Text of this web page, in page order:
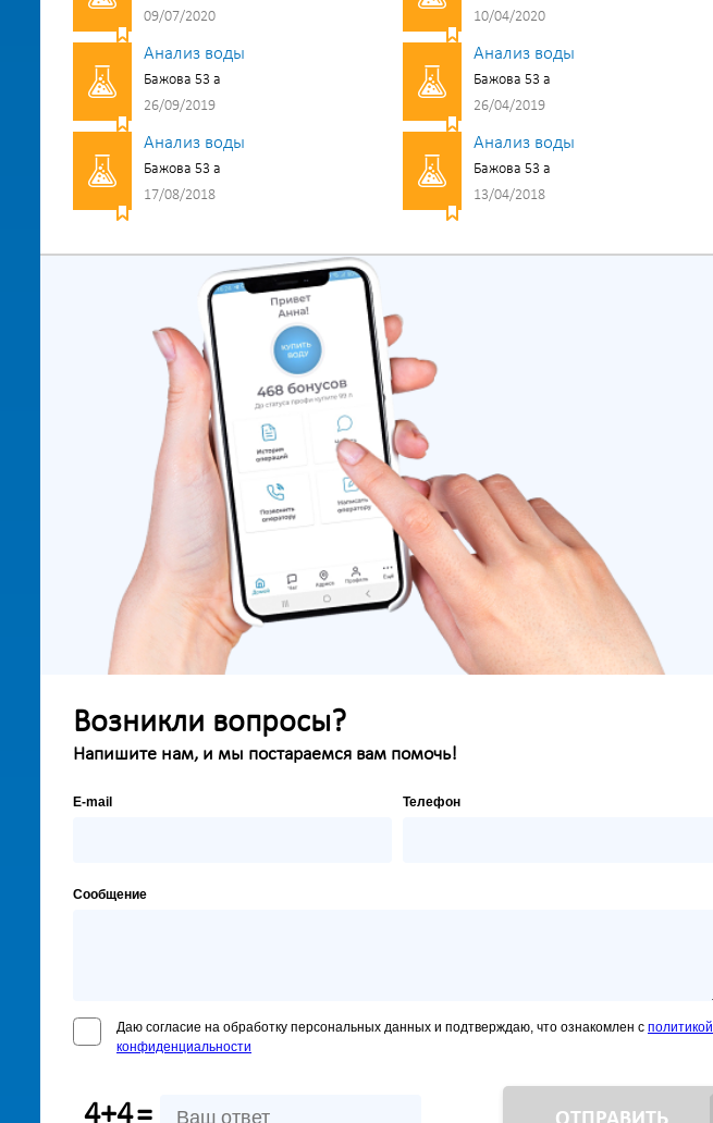
09/07/2020
10/04/2020
Анализ воды
Бажова 53 а
26/09/2019
Анализ воды
Бажова 53 а
26/04/2019
Анализ воды
Бажова 53 а
17/08/2018
Анализ воды
Бажова 53 а
13/04/2018
Возникли вопросы?
Напишите нам, и мы постараемся вам помочь!
E-mail Телефон
Сообщение
Даю согласие на обработку персональных данных и подтверждаю, что ознакомлен с политикой
конфиденциальности
4+4=